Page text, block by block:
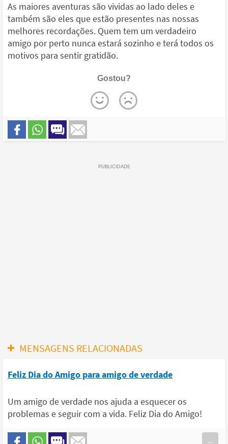
As maiores aventuras são vividas ao lado deles e
também são eles que estão presentes nas nossas
melhores recordações. Quem tem um verdadeiro
amigo por perto nunca estará sozinho e terá todos os
motivos para sentir gratidão.
Gostou?
MENSAGENS RELACIONADAS
Feliz Dia do Amigo para amigo de verdade
Um amigo de verdade nos ajuda a esquecer os
problemas e seguir com a vida. Feliz Dia do Amigo!
...